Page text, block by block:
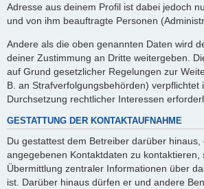
Adresse aus deinem Profil ist dabei jedoch
und von ihm beauftragte Personen
Andere als die oben genannten Daten wird
deiner Zustimmung an Dritte weitergeben.
auf Grund gesetzlicher Regelungen zur
B. an Strafverfolgungsbehörden) verpflichtet
Durchsetzung rechtlicher Interessen
GESTATTUNG DER KONTAKTAUFNAHME
Du gestattest dem Betreiber darüber
angegebenen Kontaktdaten zu kontaktieren,
Übermittlung zentraler Informationen über
ist. Darüber hinaus dürfen er und andere